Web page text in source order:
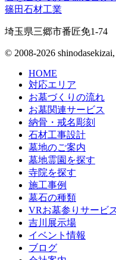
篠田石材工業
埼玉県三郷市番匠免1-74
© 2008-2026
HOME
対応エリア
お墓づくりの流れ
お墓関連サービス
納骨・戒名彫刻
石材工事設計
墓地のご案内
墓地霊園を探す
寺院を探す
施工事例
墓石の種類
VRお墓参りサービ
吉川展示場
イベント情報
ブログ